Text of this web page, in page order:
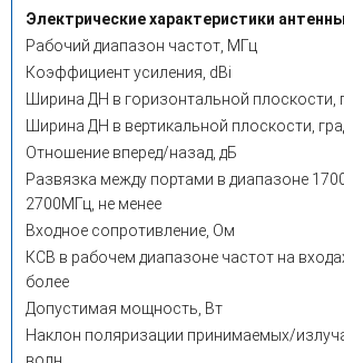
Электрические характеристики антенны
Рабочий диапазон частот, МГц
Коэффициент усиления, dBi
Ширина ДН в горизонтальной плоскости,
Ширина ДН в вертикальной плоскости,
Отношение вперед/назад, дБ
Развязка между портами в диапазоне
2700МГц, не менее
Входное сопротивление, Ом
КСВ в рабочем диапазоне частот на
более
Допустимая мощность, Вт
Наклон поляризации принимаемых/